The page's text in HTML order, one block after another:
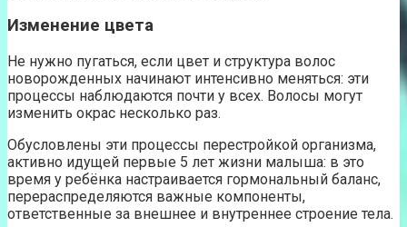
Изменение цвета
Не нужно пугаться, если цвет и структура волос
новорожденных начинают интенсивно меняться: эти
процессы наблюдаются почти у всех. Волосы могут
изменить окрас несколько раз.
Обусловлены эти процессы перестройкой организма,
активно идущей первые 5 лет жизни малыша: в это
время у ребёнка настраивается гормональный баланс,
перераспределяются важные компоненты,
ответственные за внешнее и внутреннее строение тела.